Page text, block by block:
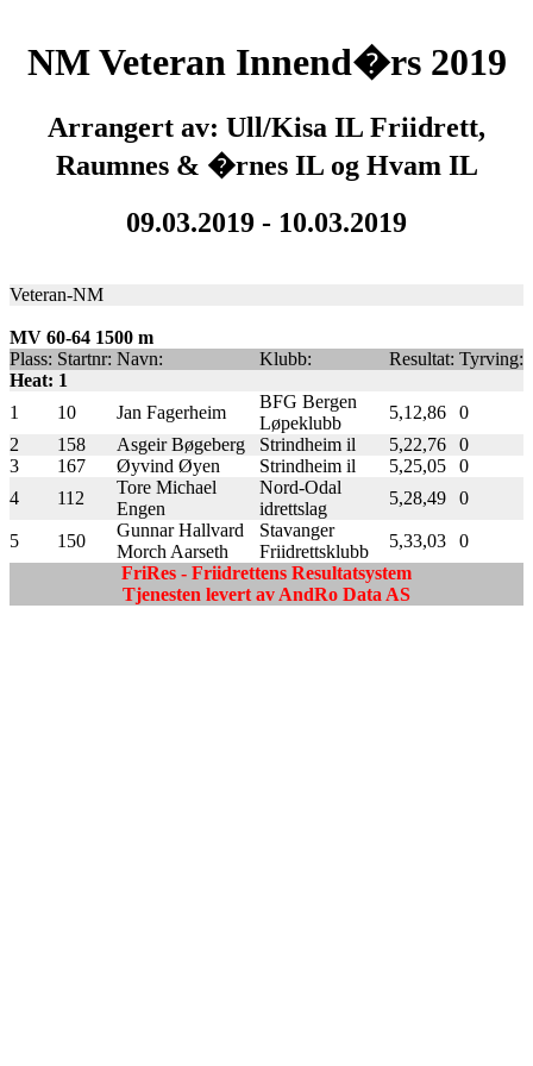
NM Veteran Innend�rs 2019
Arrangert av: Ull/Kisa IL Friidrett,
Raumnes & �rnes IL og Hvam IL
09.03.2019 - 10.03.2019
Veteran-NM
MV 60-64 1500 m
Plass: Startnr: Navn: Klubb: Resultat: Tyrving:
Heat: 1
1
10 Jan Fagerheim
BFG Bergen
Løpeklubb
5,12,86
0
2
158 Asgeir Bøgeberg Strindheim il 5,22,76
0
3
167 Øyvind Øyen Strindheim il 5,25,05
0
4
112
Tore Michael
Engen
Nord-Odal
idrettslag
5,28,49 0
5 150
Gunnar Hallvard
Morch Aarseth
Stavanger
Friidrettsklubb
5,33,03
0
FriRes - Friidrettens Resultatsystem
Tjenesten levert av AndRo Data AS